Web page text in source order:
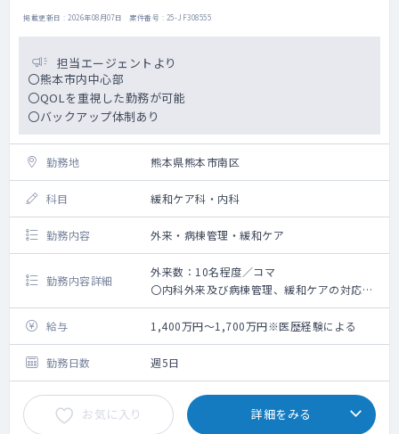
掲載更新日 : 2026年08月07日 案件番号 : 25-JF308555
担当エージェントより
〇熊本市内中心部
〇QOLを重視した勤務が可能
〇バックアップ体制あり
勤務地 熊本県熊本市南区
科目 緩和ケア科・内科
勤務内容 外来・病棟管理・緩和ケア
勤務内容詳細
外来数：10名程度／コマ
〇内科外来及び病棟管理、緩和ケアの対応
〇オンコールについては、法人内関連施設の
看取りが発生した場合に出動になります（手
当有）
給与 1,400万円～1,700万円※医歴経験による
勤務日数 週5日
お気に入り 詳細をみる